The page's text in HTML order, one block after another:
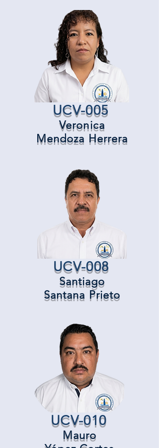
UCV-005
Veronica
Mendoza Herrera
UCV-008
Santiago
Santana Prieto
UCV-010
Mauro